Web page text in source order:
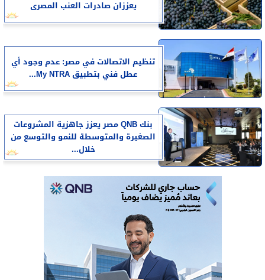
يعززان صادرات العنب المصرى
تنظيم الاتصالات في مصر: عدم وجود أي
عطل فني بتطبيق My NTRA...
بنك QNB مصر يعزز جاهزية المشروعات
الصغيرة والمتوسطة للنمو والتوسع من
خلال...